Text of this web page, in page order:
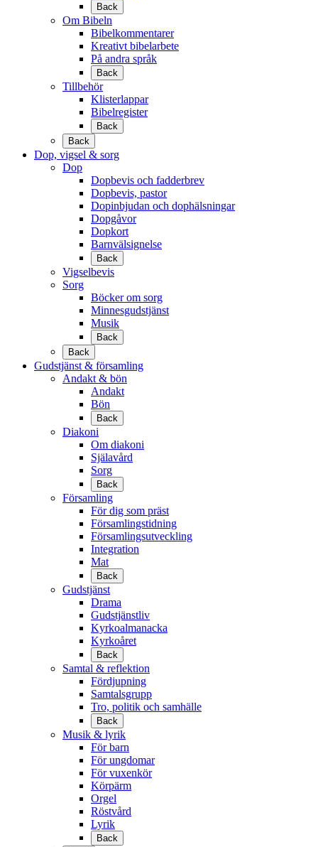
Back
Om Bibeln
Bibelkommentarer
Kreativt bibelarbete
På andra språk
Back
Tillbehör
Klisterlappar
Bibelregister
Back
Back
Dop, vigsel & sorg
Dop
Dopbevis och fadderbrev
Dopbevis, pastor
Dopinbjudan och dophälsningar
Dopgåvor
Dopkort
Barnvälsignelse
Back
Vigselbevis
Sorg
Böcker om sorg
Minnesgudstjänst
Musik
Back
Back
Gudstjänst & församling
Andakt & bön
Andakt
Bön
Back
Diakoni
Om diakoni
Själavård
Sorg
Back
Församling
För dig som präst
Församlingstidning
Församlingsutveckling
Integration
Mat
Back
Gudstjänst
Drama
Gudstjänstliv
Kyrkoalmanacka
Kyrkoåret
Back
Samtal & reflektion
Fördjupning
Samtalsgrupp
Tro, politik och samhälle
Back
Musik & lyrik
För barn
För ungdomar
För vuxenkör
Körpärm
Orgel
Röstvård
Lyrik
Back